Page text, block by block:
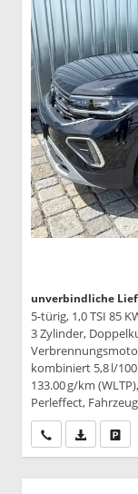
unverbindliche
5-türig, 1,0 TSI 85
3 Zylinder,
kombiniert 5,8 l/
133.00 g/km
Perleffect,
Wir rufen Sie an
PDF-